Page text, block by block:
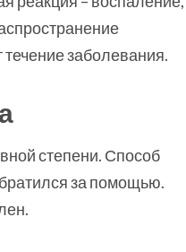
заболевания.
степени. Способ
за помощью.